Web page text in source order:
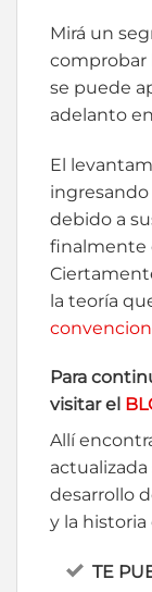
Mirá un
comprobar
se puede
adelanto en
El
ingresando
debido a
finalmente
la teoría
Para
visitar el
Allí
desarrollo
y la historia
TE